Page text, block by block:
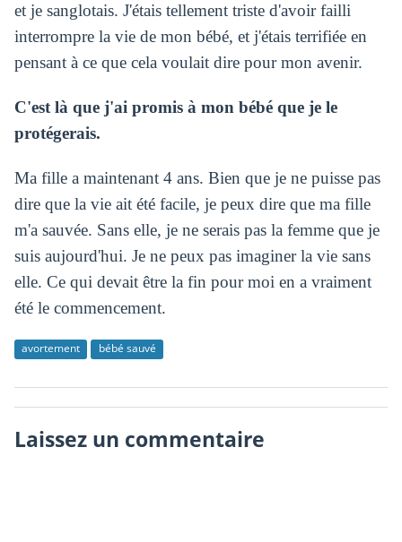
et je sanglotais. J'étais tellement triste d'avoir failli
interrompre la vie de mon bébé, et j'étais terrifiée en
pensant à ce que cela voulait dire pour mon avenir.
C'est là que j'ai promis à mon bébé que je le
protégerais.
Ma fille a maintenant 4 ans. Bien que je ne puisse pas
dire que la vie ait été facile, je peux dire que ma fille
m'a sauvée. Sans elle, je ne serais pas la femme que je
suis aujourd'hui. Je ne peux pas imaginer la vie sans
elle. Ce qui devait être la fin pour moi en a vraiment
été le commencement.
avortement bébé sauvé
Laissez un commentaire